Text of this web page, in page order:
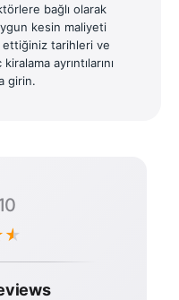
bağlı olarak
kesin maliyeti
tarihleri ve
ayrıntılarını
girin.
★